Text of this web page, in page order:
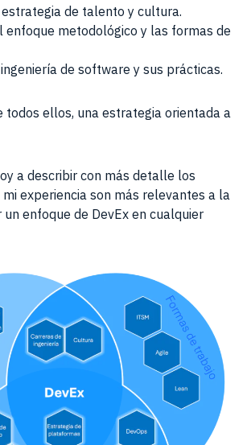
de talento y cultura.
enfoque metodológico y las formas de
de software y sus prácticas.
todos ellos, una estrategia orientada a
a describir con más detalle los
experiencia son más relevantes a la
enfoque de DevEx en cualquier